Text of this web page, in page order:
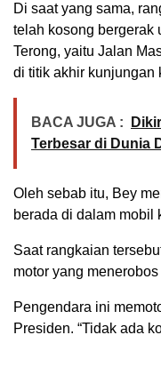
Di saat yang sama,
telah kosong bergerak
Terong, yaitu Jalan
di titik akhir kunjungan
BACA JUGA :
Terbesar di Dunia
Oleh sebab itu, Bey
berada di dalam mobil
Saat rangkaian
motor yang
Pengendara ini
Presiden. “Tidak ada